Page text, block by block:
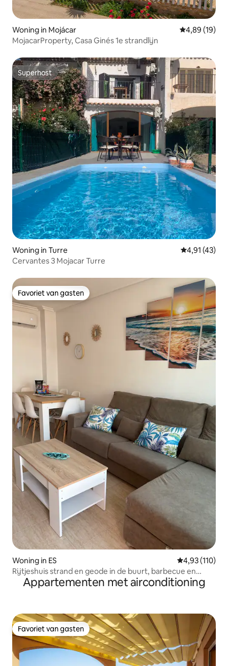
Woning in Mojácar Gemiddelde
4,89 (19)
MojacarProperty, Casa Ginés 1e strandlijn
Superhost
Superhost
Woning in Turre Gemiddelde
4,91 (43)
Cervantes 3 Mojacar Turre
Favoriet van gasten
Favoriet van gasten
Woning in ES Gemiddelde
4,93 (110)
Rijtjeshuis strand en geode in de buurt, barbecue en
zwembad
Appartementen met airconditioning
Favoriet van gasten
Favoriet van gasten